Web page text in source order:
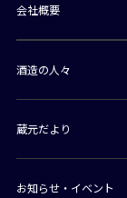
会社概要
酒造の人々
蔵元だより
お知らせ・イベント